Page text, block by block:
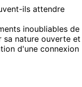
ils attendre
inoubliables de
sa nature ouverte et
d'une connexion